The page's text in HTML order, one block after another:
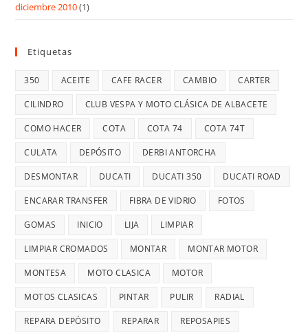
diciembre 2010(1)
Etiquetas
350 ACEITE CAFE RACER CAMBIO CARTER
CILINDRO CLUB VESPA Y MOTO CLÁSICA DE ALBACETE
COMO HACER COTA COTA 74 COTA 74T
CULATA DEPÓSITO DERBI ANTORCHA
DESMONTAR DUCATI DUCATI 350 DUCATI ROAD
ENCARAR TRANSFER FIBRA DE VIDRIO FOTOS
GOMAS INICIO LIJA LIMPIAR
LIMPIAR CROMADOS MONTAR MONTAR MOTOR
MONTESA MOTO CLASICA MOTOR
MOTOS CLASICAS PINTAR PULIR RADIAL
REPARA DEPÓSITO REPARAR REPOSAPIES